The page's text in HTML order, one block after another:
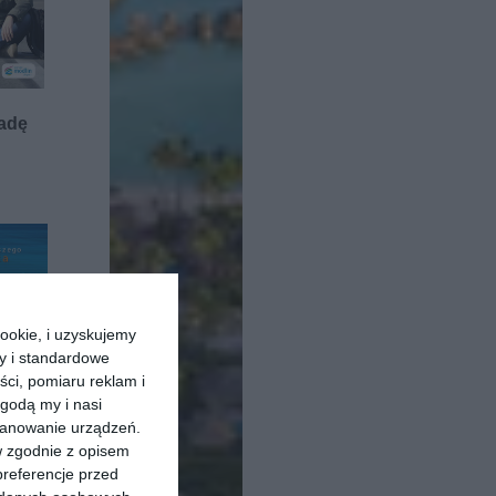
i uzyskujemy
i standardowe
pomiaru reklam i
my i nasi
urządzeń.
zgodnie z opisem
przed
Kulisy